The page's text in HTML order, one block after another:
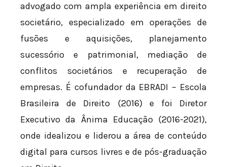
advogado com ampla experiência em direito
societário, especializado em operações de
fusões e aquisições, planejamento
sucessório e patrimonial, mediação de
conflitos societários e recuperação de
empresas. É cofundador da EBRADI – Escola
Brasileira de Direito (2016) e foi Diretor
Executivo da Ânima Educação (2016-2021),
onde idealizou e liderou a área de conteúdo
digital para cursos livres e de pós-graduação